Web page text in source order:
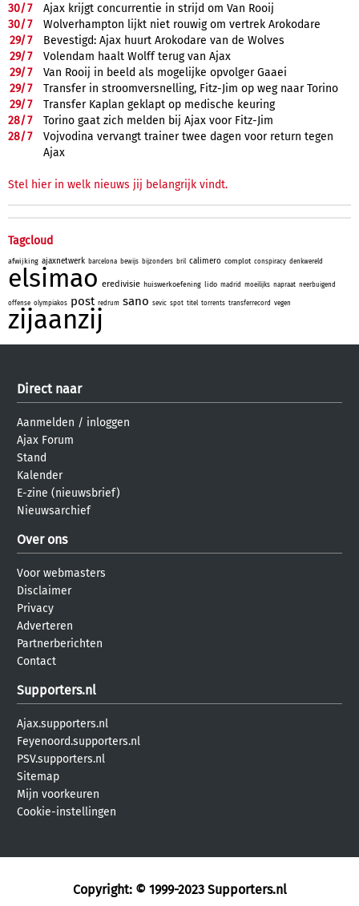
30/7
Ajax krijgt concurrentie in strijd om Van Rooij
30/7
Wolverhampton lijkt niet rouwig om vertrek Arokodare
29/7
Bevestigd: Ajax huurt Arokodare van de Wolves
29/7
Volendam haalt Wolff terug van Ajax
29/7
Van Rooij in beeld als mogelijke opvolger Gaaei
29/7
Transfer in stroomversnelling, Fitz-Jim op weg naar Torino
29/7
Transfer Kaplan geklapt op medische keuring
28/7
Torino gaat zich melden bij Ajax voor Fitz-Jim
28/7
Vojvodina vervangt trainer twee dagen voor return tegen
Ajax
Stel hier in welk nieuws jij belangrijk vindt.
Tagcloud
afwijking ajaxnetwerk barcelona bewijs bijzonders bril calimero complot conspiracy denkwereld
elsimao eredivisie huiswerkoefening lido madrid moeilijks napraat neerbuigend
offense olympiakos post redrum sano sevic spot titel torrents transferrecord vegen
zijaanzij
Direct naar
Aanmelden / inloggen
Ajax Forum
Stand
Kalender
E-zine (nieuwsbrief)
Nieuwsarchief
Over ons
Voor webmasters
Disclaimer
Privacy
Adverteren
Partnerberichten
Contact
Supporters.nl
Ajax.supporters.nl
Feyenoord.supporters.nl
PSV.supporters.nl
Sitemap
Mijn voorkeuren
Cookie-instellingen
Copyright: © 1999-2023 Supporters.nl